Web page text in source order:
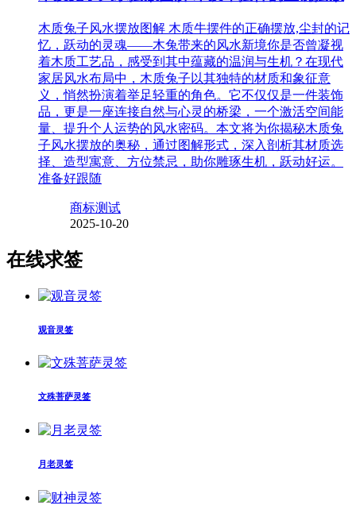
木质兔子风水摆放图解 木质牛摆件的正确摆放,尘封的记
忆，跃动的灵魂——木兔带来的风水新境你是否曾凝视
着木质工艺品，感受到其中蕴藏的温润与生机？在现代
家居风水布局中，木质兔子以其独特的材质和象征意
义，悄然扮演着举足轻重的角色。它不仅仅是一件装饰
品，更是一座连接自然与心灵的桥梁，一个激活空间能
量、提升个人运势的风水密码。本文将为你揭秘木质兔
子风水摆放的奥秘，通过图解形式，深入剖析其材质选
择、造型寓意、方位禁忌，助你雕琢生机，跃动好运。
准备好跟随
商标测试
2025-10-20
在线求签
观音灵签
文殊菩萨灵签
月老灵签